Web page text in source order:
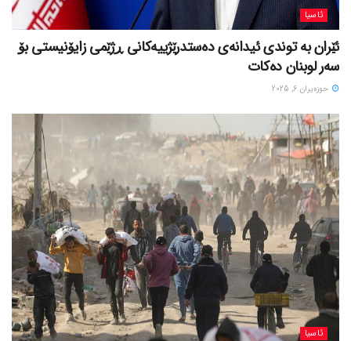
ئاسیا
ئێران بە توندی ئیدانەی دەستدرێژییەکانی ڕژێمی زایۆنیستی بۆ
سەر لوبنان دەکات
حوزه‌یران 6, 2025
ئاسیا